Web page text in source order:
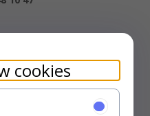
cookies